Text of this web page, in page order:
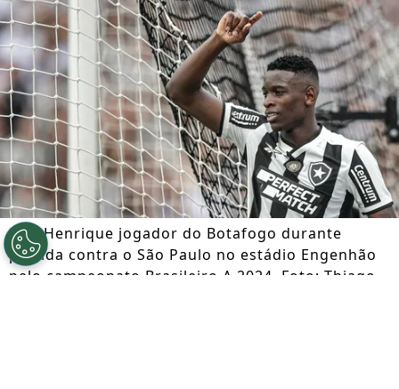
Luiz Henrique jogador do Botafogo durante
partida contra o São Paulo no estádio Engenhão
pelo campeonato Brasileiro A 2024. Foto: Thiago